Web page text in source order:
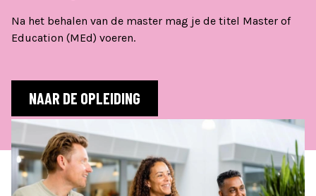
Na het behalen van de master mag je de titel Master of
Education (MEd) voeren.
NAAR DE OPLEIDING